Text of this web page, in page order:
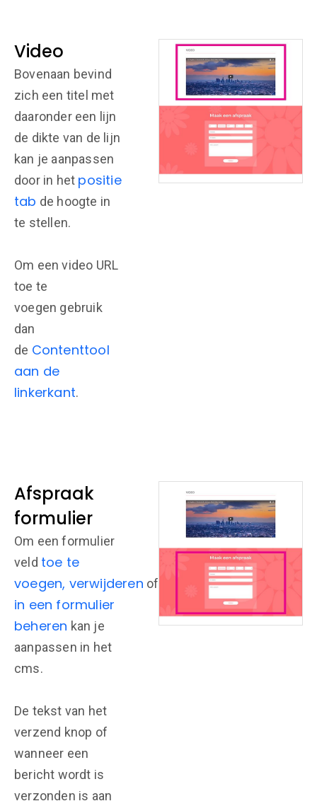
Video
Bovenaan bevind
zich een titel met
daaronder een lijn
de dikte van de lijn
kan je aanpassen
door in het positie
tab de hoogte in
te stellen.
Om een video URL
toe te
voegen gebruik
dan
de Contenttool
aan de
linkerkant.
Afspraak
formulier
Om een formulier
veld toe te
voegen, verwijderen of
in een formulier
beheren kan je
aanpassen in het
cms.
De tekst van het
verzend knop of
wanneer een
bericht wordt is
verzonden is aan